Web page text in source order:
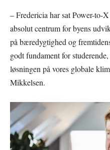
– Fredericia har sat Power-to-
absolut centrum for byens
på bæredygtighed og
godt fundament for
løsningen på vores globale
Mikkelsen.